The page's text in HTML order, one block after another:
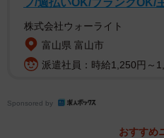
窓口の警察官のおじさんか
フ/週払いOK/ブランクOK/
株式会社ウォーライト
富山県 富山市
派遣社員：時給1,250円～
Sponsored by
おすすめ